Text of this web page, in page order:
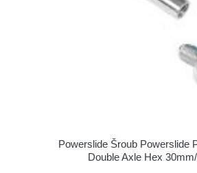
Powerslide Šroub Powerslide
Double Axle Hex